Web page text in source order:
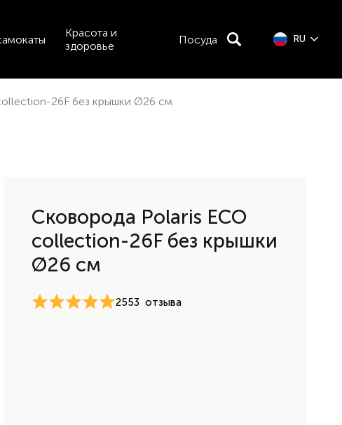
Красота и
здоровье
Посуда RU
26F без крышки Ø26 см
Сковорода Polaris ECO
collection-26F без крышки
Ø26 см
2553 отзыва